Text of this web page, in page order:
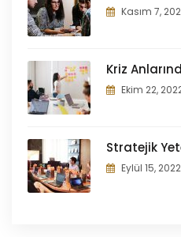
Kasım 7,
Kriz
Ekim 22,
Stratejik
Eylül 15, 2022